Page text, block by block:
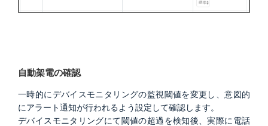
自動架電の確認
一時的にデバイスモニタリングの監視閾値を変更し、意図的
にアラート通知が行われるよう設定して確認します。
デバイスモニタリングにて閾値の超過を検知後、実際に電話